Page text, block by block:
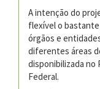
A intenção do
flexível o bastante
órgãos e
diferentes áreas
disponibilizada no
Federal.